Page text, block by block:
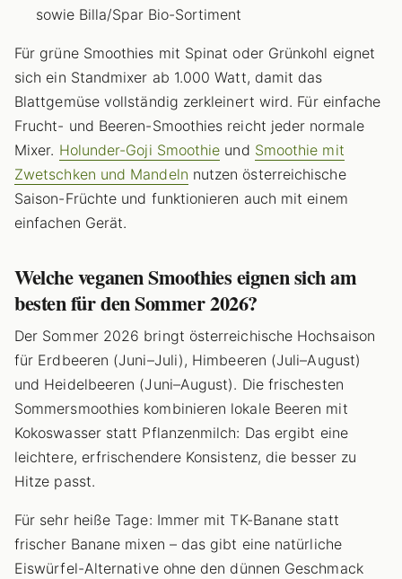
sowie Billa/Spar Bio-Sortiment
Für grüne Smoothies mit Spinat oder Grünkohl eignet
sich ein Standmixer ab 1.000 Watt, damit das
Blattgemüse vollständig zerkleinert wird. Für einfache
Frucht- und Beeren-Smoothies reicht jeder normale
Mixer. Holunder-Goji Smoothie und Smoothie mit
Zwetschken und Mandeln nutzen österreichische
Saison-Früchte und funktionieren auch mit einem
einfachen Gerät.
Welche veganen Smoothies eignen sich am
besten für den Sommer 2026?
Der Sommer 2026 bringt österreichische Hochsaison
für Erdbeeren (Juni–Juli), Himbeeren (Juli–August)
und Heidelbeeren (Juni–August). Die frischesten
Sommersmoothies kombinieren lokale Beeren mit
Kokoswasser statt Pflanzenmilch: Das ergibt eine
leichtere, erfrischendere Konsistenz, die besser zu
Hitze passt.
Für sehr heiße Tage: Immer mit TK-Banane statt
frischer Banane mixen – das gibt eine natürliche
Eiswürfel-Alternative ohne den dünnen Geschmack